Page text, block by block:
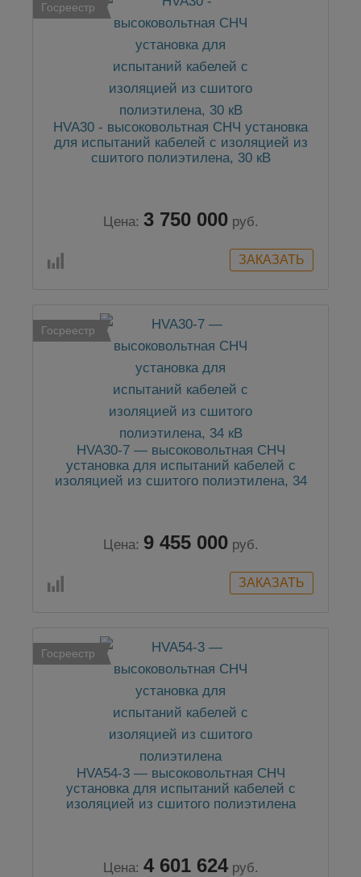
Госреестр
HVA30 - высоковольтная СНЧ установка
для испытаний кабелей с изоляцией из
сшитого полиэтилена, 30 кВ
Цена: 3 750 000 руб.
Госреестр
HVA30-7 — высоковольтная СНЧ
установка для испытаний кабелей с
изоляцией из сшитого полиэтилена, 34
Цена: 9 455 000 руб.
Госреестр
HVA54-3 — высоковольтная СНЧ
установка для испытаний кабелей с
изоляцией из сшитого полиэтилена
Цена: 4 601 624 руб.